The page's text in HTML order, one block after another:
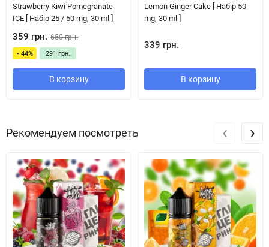
Strawberry Kiwi Pomegranate
ICE [ Набір 25 / 50 mg, 30 ml ]
359 грн. 650 грн.
- 44% 291 грн.
В корзину
Lemon Ginger Cake [ Набір 50
mg, 30 ml ]
339 грн.
В корзину
Рекомендуем посмотреть ‹ ›